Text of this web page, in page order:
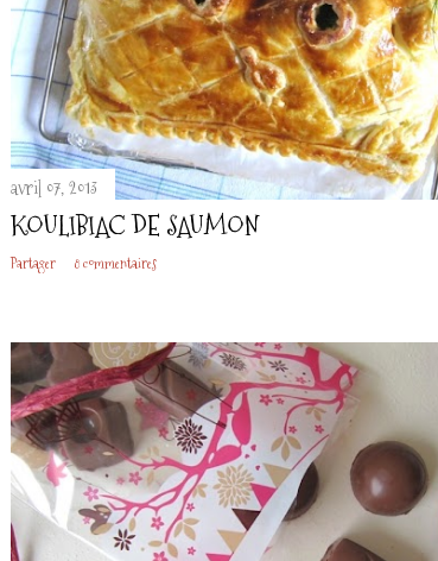
avril 07, 2013
KOULIBIAC DE SAUMON
Partager 8 commentaires